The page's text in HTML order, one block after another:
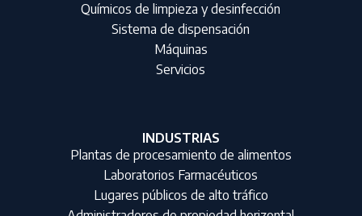
Químicos de limpieza y desinfección
Sistema de dispensación
Máquinas
Servicios
INDUSTRIAS
Plantas de procesamiento de alimentos
Laboratorios Farmacéuticos
Lugares públicos de alto tráfico